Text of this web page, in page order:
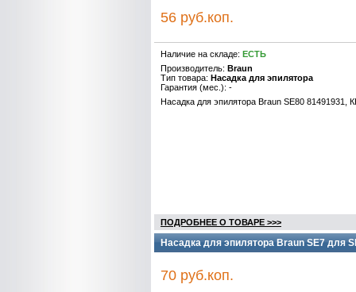
56 руб.коп.
Наличие на складе: ЕСТЬ
Производитель: Braun
Тип товара: Насадка для эпилятора
Гарантия (мес.): -
Насадка для эпилятора Braun SE80 81491931,
ПОДРОБНЕЕ О ТОВАРЕ >>>
Насадка для эпилятора Braun SЕ7 для
70 руб.коп.